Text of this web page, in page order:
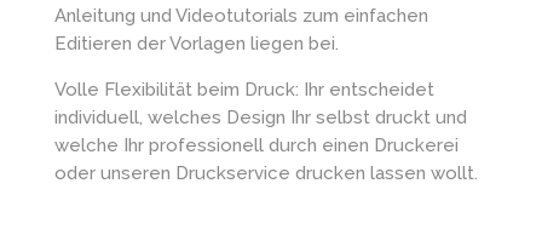
Anleitung und Videotutorials zum einfachen
Editieren der Vorlagen liegen bei.
Volle Flexibilität beim Druck: Ihr entscheidet
individuell, welches Design Ihr selbst druckt und
welche Ihr professionell durch einen Druckerei
oder unseren Druckservice drucken lassen wollt.